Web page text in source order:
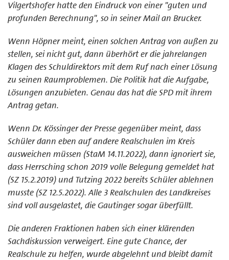
Vilgertshofer hatte den Eindruck von einer "guten und
profunden Berechnung", so in seiner Mail an Brucker.
Wenn Höpner meint, einen solchen Antrag von außen zu
stellen, sei nicht gut, dann überhört er die jahrelangen
Klagen des Schuldirektors mit dem Ruf nach einer Lösung
zu seinen Raumproblemen. Die Politik hat die Aufgabe,
Lösungen anzubieten. Genau das hat die SPD mit ihrem
Antrag getan.
Wenn Dr. Kössinger der Presse gegenüber meint, dass
Schüler dann eben auf andere Realschulen im Kreis
ausweichen müssen (StaM 14.11.2022), dann ignoriert sie,
dass Herrsching schon 2019 volle Belegung gemeldet hat
(SZ 15.2.2019) und Tutzing 2022 bereits Schüler ablehnen
musste (SZ 12.5.2022). Alle 3 Realschulen des Landkreises
sind voll ausgelastet, die Gautinger sogar überfüllt.
Die anderen Fraktionen haben sich einer klärenden
Sachdiskussion verweigert. Eine gute Chance, der
Realschule zu helfen, wurde abgelehnt und bleibt damit